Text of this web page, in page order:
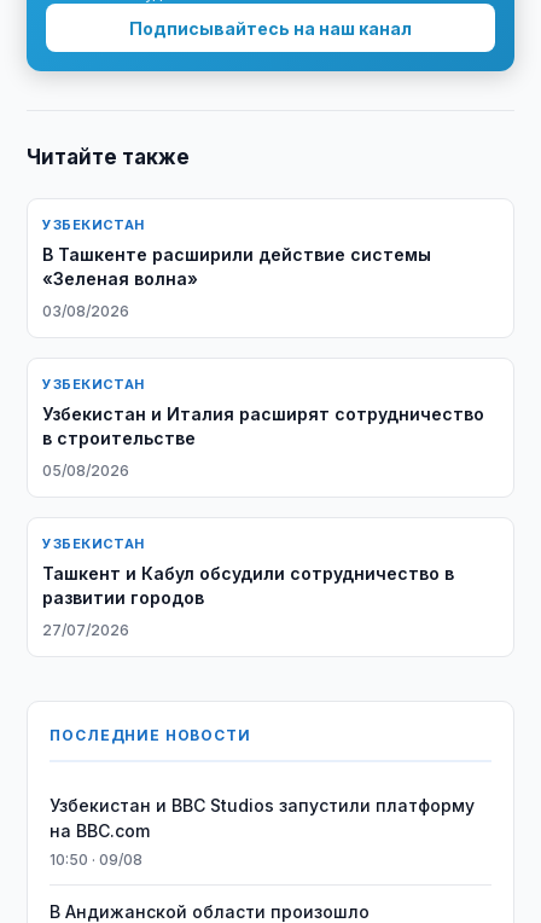
Подписывайтесь на наш канал
Читайте также
УЗБЕКИСТАН
В Ташкенте расширили действие системы
«Зеленая волна»
03/08/2026
УЗБЕКИСТАН
Узбекистан и Италия расширят сотрудничество
в строительстве
05/08/2026
УЗБЕКИСТАН
Ташкент и Кабул обсудили сотрудничество в
развитии городов
27/07/2026
ПОСЛЕДНИЕ НОВОСТИ
Узбекистан и BBC Studios запустили платформу
на BBC.com
10:50 · 09/08
В Андижанской области произошло